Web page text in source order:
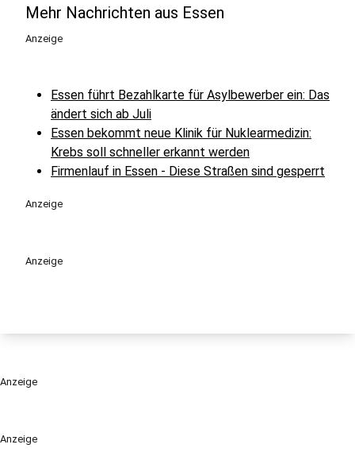
Anzeige
Mehr Nachrichten aus Essen
Anzeige
Essen führt Bezahlkarte für Asylbewerber ein: Das
ändert sich ab Juli
Essen bekommt neue Klinik für Nuklearmedizin:
Krebs soll schneller erkannt werden
Firmenlauf in Essen - Diese Straßen sind gesperrt
Anzeige
Anzeige
Anzeige